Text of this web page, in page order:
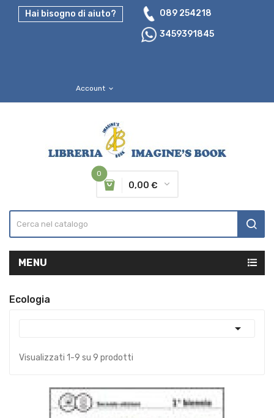
Hai bisogno di aiuto?
089 254218
3459391845
Account expand_more
0
0,00 €
MENU
Ecologia

Visualizzati 1-9 su 9 prodotti